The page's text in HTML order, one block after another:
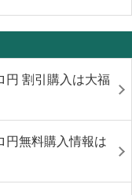
円 割引購入は大福
円無料購入情報は